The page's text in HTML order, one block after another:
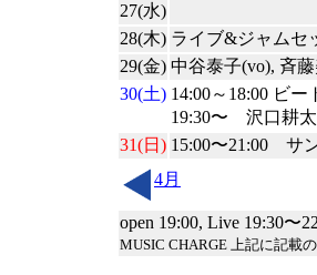
27(水)
28(木) ライブ&ジャムセ
29(金) 中谷泰子(vo), 斉
30(土) 14:00～18:00 ビ
19:30〜 沢口耕太
31(日) 15:00〜21:00 サ
4月
open 19:00, Live 19:30〜
MUSIC CHARGE 上記に記載